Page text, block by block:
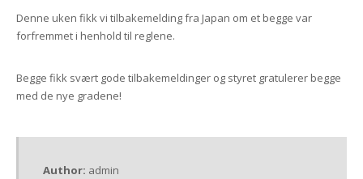
Denne uken fikk vi tilbakemelding fra Japan om et begge var
forfremmet i henhold til reglene.
Begge fikk svært gode tilbakemeldinger og styret gratulerer begge
med de nye gradene!
Author: admin